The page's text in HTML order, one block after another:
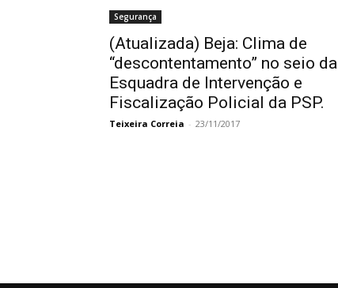
Segurança
(Atualizada) Beja: Clima de
“descontentamento” no seio da
Esquadra de Intervenção e
Fiscalização Policial da PSP.
Teixeira Correia - 23/11/2017